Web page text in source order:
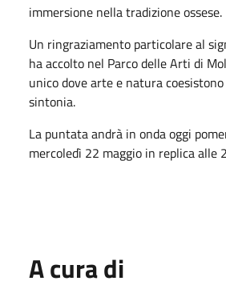
immersione nella tradizione ossese.
Un ringraziamento particolare al
ha accolto nel Parco delle Arti di
unico dove arte e natura
sintonia.
La puntata andrà in onda oggi
mercoledì 22 maggio in replica alle
A cura di